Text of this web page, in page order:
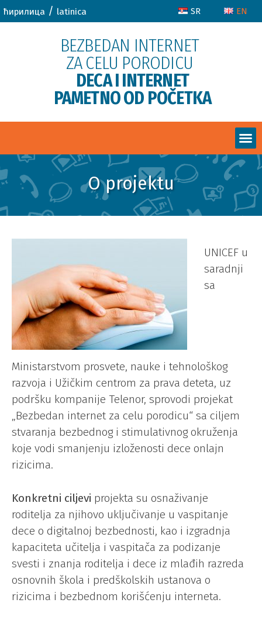
ћирилица / latinica SR EN
BEZBEDAN INTERNET
ZA CELU PORODICU
DECA I INTERNET
PAMETNO OD POČETKA
O projektu
UNICEF u
saradnji
sa
Ministarstvom prosvete, nauke i tehnološkog
razvoja i Užičkim centrom za prava deteta, uz
podršku kompanije Telenor, sprovodi projekat
„Bezbedan internet za celu porodicu“ sa ciljem
stvaranja bezbednog i stimulativnog okruženja
koje vodi smanjenju izloženosti dece onlajn
rizicima.
Konkretni ciljevi projekta su osnaživanje
roditelja za njihovo uključivanje u vaspitanje
dece o digitalnoj bezbednosti, kao i izgradnja
kapaciteta učitelja i vaspitača za podizanje
svesti i znanja roditelja i dece iz mlađih razreda
osnovnih škola i predškolskih ustanova o
rizicima i bezbednom korišćenju interneta.